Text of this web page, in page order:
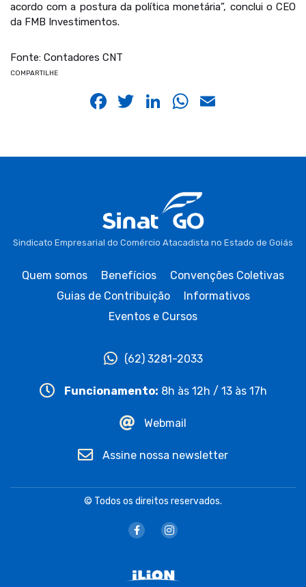
acordo com a postura da política monetária”, conclui o CEO
da FMB Investimentos.
Fonte: Contadores CNT
COMPARTILHE
Facebook
Twitter
LinkedIn
WhatsApp
Sindicato Empresarial do Comércio Atacadista no Estado de Goiás
Quem somos Benefícios
Convenções Coletivas
Guias de Contribuição
Informativos
Eventos e Cursos
(62) 3281-2033
Funcionamento: 8h às 12h / 13 às 17h
Webmail
Assine nossa newsletter
© Todos os direitos reservados.